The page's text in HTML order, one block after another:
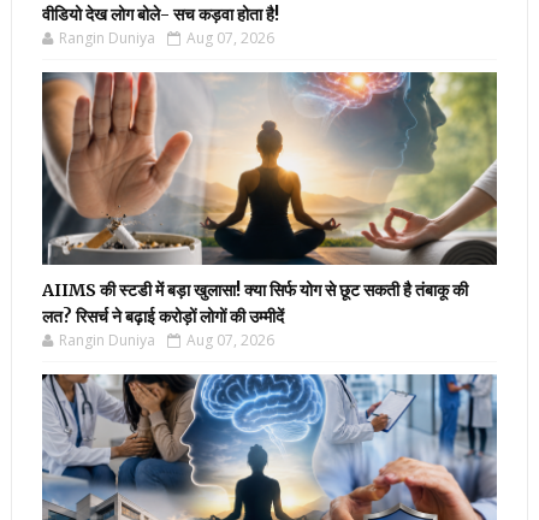
वीडियो देख लोग बोले- सच कड़वा होता है!
Rangin Duniya Aug 07, 2026
AIIMS की स्टडी में बड़ा खुलासा! क्या सिर्फ योग से छूट सकती है तंबाकू की
लत? रिसर्च ने बढ़ाई करोड़ों लोगों की उम्मीदें
Rangin Duniya Aug 07, 2026